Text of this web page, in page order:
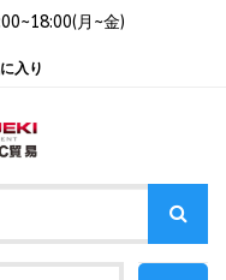
月~金)
入り